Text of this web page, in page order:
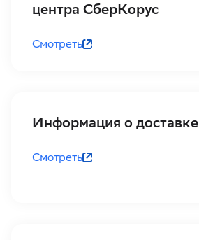
центра СберКорус
Смотреть
Информация о доставке
Смотреть